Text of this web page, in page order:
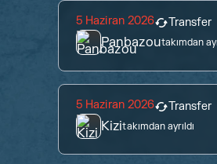
5 Haziran 2026 Transfer
Panbazoutakımdan
5 Haziran 2026 Transfer
Kizitakımdan ayrıldı